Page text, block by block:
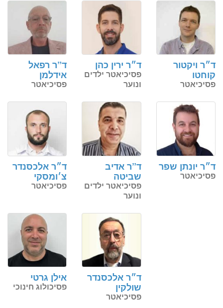
ד”ר רפאל
אידלמן
פסיכיאטר
ד״ר ירין כהן
פסיכיאטר ילדים
ונוער
ד״ר ויקטור
קוחטו
פסיכיאטר
ד״ר אלכסנדר
צ׳ומסקי
פסיכיאטר
ד”ר אדיב
שביטה
פסיכיאטר ילדים
ונוער
ד״ר יונתן שפר
פסיכיאטר
אילן גרטי
פסיכולוג חינוכי
ד״ר אלכסנדר
שולקין
פסיכיאטר